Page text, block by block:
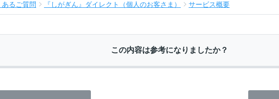
あるご質問 『しがぎん』ダイレクト（個人のお客さま） サービス概要
この内容は参考になりましたか？